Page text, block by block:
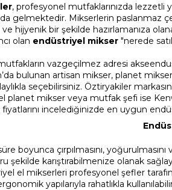
, profesyonel mutfaklarınızda lezzetli
gelmektedir. Mikserlerin paslanmaz
ve hijyenik bir şekilde hazırlamanıza
olan endüstriyel mikser "nerede
vazgeçilmez adresi
bulunan artisan mikser, planet
seçebilirsiniz. Öztiryakiler
planet mikser veya mutfak şefi ise
incelediğinizde en uygun
boyunca çırpılmasını,
şekilde karıştırabilmenize olanak
el mikserleri profesyonel şefler
yapılarıyla rahatlıkla